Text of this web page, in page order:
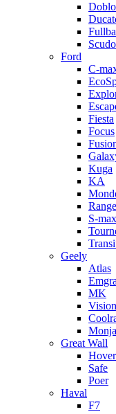
Doblo
Scudo
Ford
C-
Fiesta
Focus
Kuga
KA
S-max
Geely
Atlas
MK
Great Wall
Hover
Safe
Poer
Haval
F7